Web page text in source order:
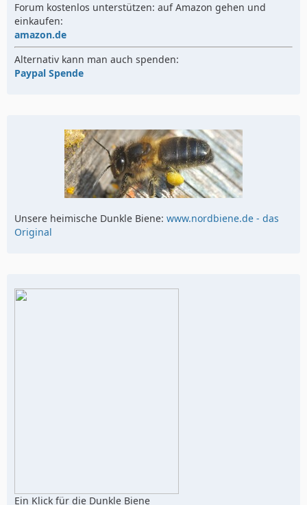
Forum kostenlos unterstützen: auf Amazon gehen und
einkaufen:
amazon.de
Alternativ kann man auch spenden:
Paypal Spende
Unsere heimische Dunkle Biene: www.nordbiene.de - das
Original
Ein Klick für die Dunkle Biene